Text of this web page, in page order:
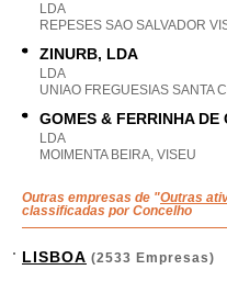
LDA
REPESES SAO SALVADOR
ZINURB, LDA
LDA
UNIAO FREGUESIAS SANTA
GOMES & FERRINHA DE
LDA
MOIMENTA BEIRA, VISEU
Outras empresas de "Outras
classificadas por Concelho
LISBOA (2533 Empresas)